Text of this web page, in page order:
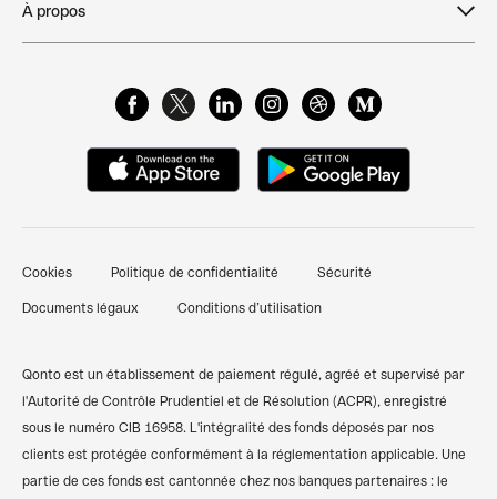
Acasi
Création d'entreprise
Cartes Business
Gestion des dépenses pro
Pré-comptabilité simplifiée
Financements et prêts
Compte pro auto-entrepreneur
Compte pro SASU
Centre de ressources
Attestation de dépôt de capital
Comparer les banques pro
Qonto vs Shine
Calculateur de TVA
À propos
FAQ & Support client
Qonto Avis
Nous contacter
Témoignages clients
Finpal - Notre communauté finance
Recommander Qonto
Plan du site
Cookies Politique de confidentialité Sécurité
Documents légaux Conditions d’utilisation
Qonto est un établissement de paiement régulé, agréé et supervisé par
l'Autorité de Contrôle Prudentiel et de Résolution (ACPR), enregistré
sous le numéro CIB 16958. L'intégralité des fonds déposés par nos
clients est protégée conformément à la réglementation applicable. Une
partie de ces fonds est cantonnée chez nos banques partenaires : le